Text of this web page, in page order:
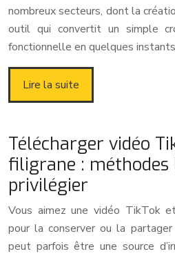
nombreux secteurs, dont la
outil qui convertit un simple
fonctionnelle en quelques
Lire la suite
Télécharger vidéo
filigrane : méthodes
privilégier
Vous aimez une vidéo TikTok
pour la conserver ou la
peut parfois être une source